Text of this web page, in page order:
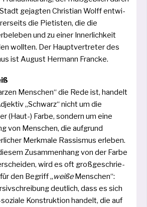
gejag­ten Christian Wolff ent­wi­
die Pietisten, die die
und zu einer Innerlichkeit
woll­ten. Der Hauptvertreter des
ist August Hermann Francke.
Menschen“ die Rede ist, han­delt
„Schwarz“ nicht um die
(Haut-) Farbe, son­dern um eine
von Menschen, die auf­grund
Merkmale Rassismus erle­ben.
Zusammenhang von der Farbe
wird es oft groß­ge­schrie­
den Begriff „wei­ßeMenschen“:
deut­lich, dass es sich
Konstruktion han­delt, die auf